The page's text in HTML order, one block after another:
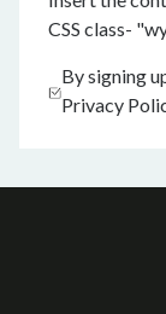
CSS class-
By signing
Privacy